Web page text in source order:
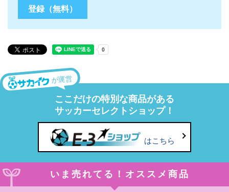
が運営
ここだけの特別な商品がある
サッカーセレクトショップ！
はこちら
いま売れてる！オススメ商品